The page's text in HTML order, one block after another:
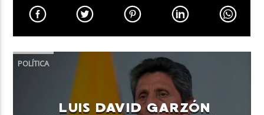
CANCIÓN ACTUAL
TÍTULO
ARTISTA
POLÍTICA
LUIS DAVID GARZÓN